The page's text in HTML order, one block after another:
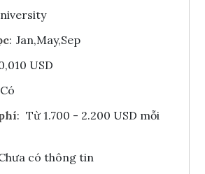
: Jan,May,Sep
USD
Có
: Từ 1.700 - 2.200 USD mỗi
có thông tin